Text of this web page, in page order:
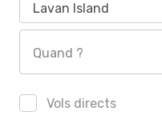
Lavan Island
Quand ?
Vols directs